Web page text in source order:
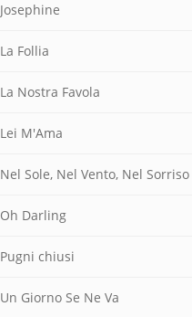
Josephine
La Follia
La Nostra Favola
Lei M'Ama
Nel Sole, Nel Vento, Nel
Oh Darling
Pugni chiusi
Un Giorno Se Ne Va